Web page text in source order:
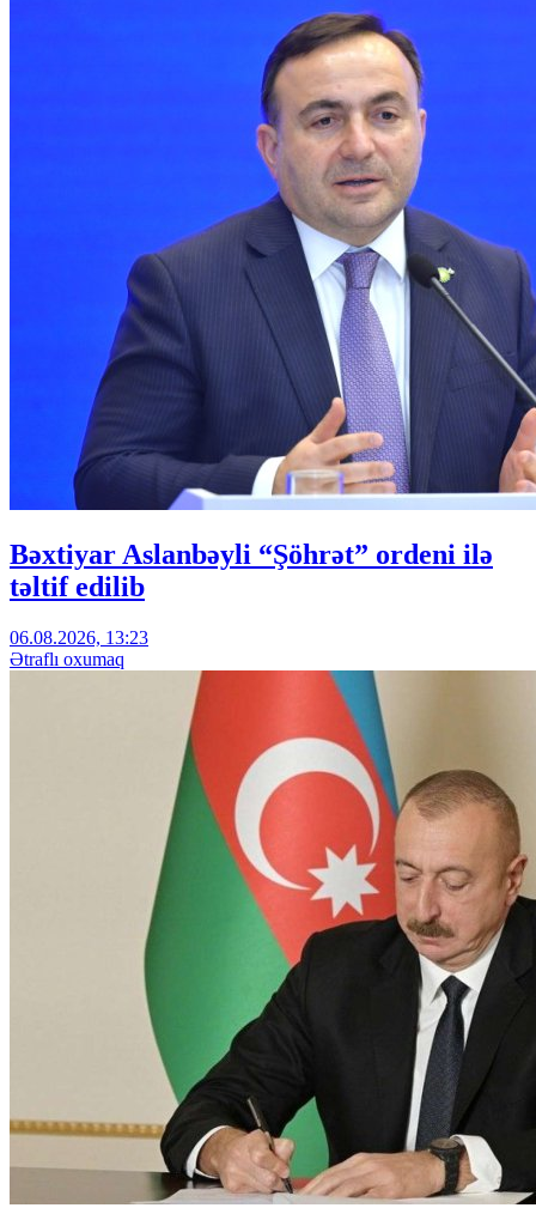
Bəxtiyar Aslanbəyli “Şöhrət” ordeni ilə
təltif edilib
06.08.2026, 13:23
Ətraflı oxumaq